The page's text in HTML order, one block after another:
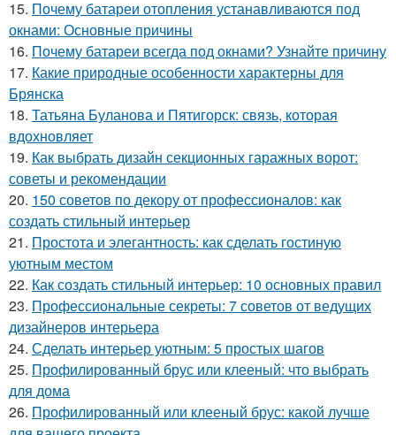
15. Почему батареи отопления устанавливаются под
окнами: Основные причины
16. Почему батареи всегда под окнами? Узнайте причину
17. Какие природные особенности характерны для
Брянска
18. Татьяна Буланова и Пятигорск: связь, которая
вдохновляет
19. Как выбрать дизайн секционных гаражных ворот:
советы и рекомендации
20. 150 советов по декору от профессионалов: как
создать стильный интерьер
21. Простота и элегантность: как сделать гостиную
уютным местом
22. Как создать стильный интерьер: 10 основных правил
23. Профессиональные секреты: 7 советов от ведущих
дизайнеров интерьера
24. Сделать интерьер уютным: 5 простых шагов
25. Профилированный брус или клееный: что выбрать
для дома
26. Профилированный или клееный брус: какой лучше